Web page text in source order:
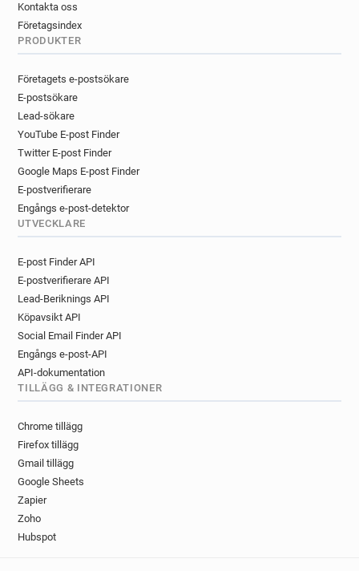
Kontakta oss
Företagsindex
PRODUKTER
Företagets e-postsökare
E-postsökare
Lead-sökare
YouTube E-post Finder
Twitter E-post Finder
Google Maps E-post Finder
E-postverifierare
Engångs e-post-detektor
UTVECKLARE
E-post Finder API
E-postverifierare API
Lead-Beriknings API
Köpavsikt API
Social Email Finder API
Engångs e-post-API
API-dokumentation
TILLÄGG & INTEGRATIONER
Chrome tillägg
Firefox tillägg
Gmail tillägg
Google Sheets
Zapier
Zoho
Hubspot